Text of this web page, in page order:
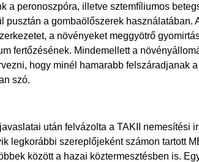
a peronoszpóra, illetve sztemfíliumos
pusztán a gombaölőszerek használatában.
a növényeket meggyötrő
fertőzésének. Mindemellett a
hogy minél hamarabb felszáradjanak
szó.
után felvázolta a TAKII nemesítési
legkorábbi szereplőjeként számon tartott
között a hazai köztermesztésben is.